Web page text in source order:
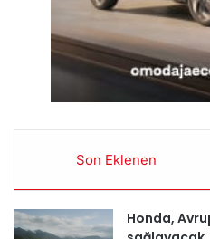
Son Eklenen
Honda,